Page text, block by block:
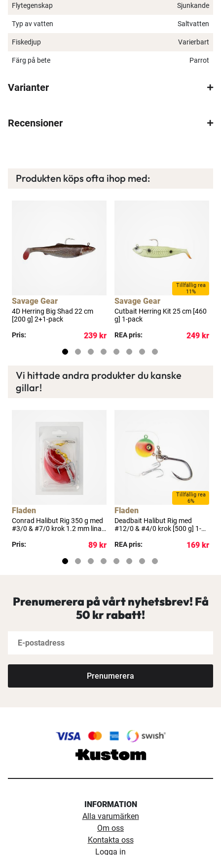
Bättre priser, fri frakt på alla ordrar, bonuscheck
Flytegenskap Sjunkande
Typ av vatten Saltvatten
Fiskedjup Varierbart
Färg på bete Parrot
Varianter
Recensioner
Produkten köps ofta ihop med:
Savage Gear
4D Herring Big Shad 22 cm
[200 g] 2+1-pack
Pris:
239 kr
Tillfällig rea
11%
Savage Gear
Cutbait Herring Kit 25 cm [460
g] 1-pack
REA pris:
249 kr
Vi hittade andra produkter du kanske
gillar!
Fladen
Conrad Halibut Rig 350 g med
#3/0 & #7/0 krok 1.2 mm lina
Pris:
89 kr
Tillfällig rea
6%
Fladen
Deadbait Halibut Rig med
#12/0 & #4/0 krok [500 g] 1-
REA pris:
169 kr
Prenumerera på vårt nyhetsbrev! Få
50 kr rabatt!
Prenumerera
INFORMATION
Alla varumärken
Om oss
Kontakta oss
Logga in